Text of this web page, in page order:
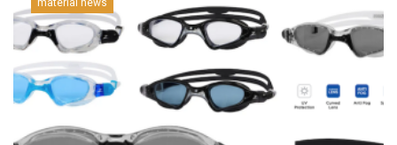
material news